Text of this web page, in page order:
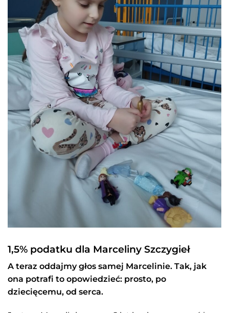
1,5% podatku dla Marceliny Szczygieł
A teraz oddajmy głos samej Marcelinie. Tak, jak
ona potrafi to opowiedzieć: prosto, po
dziecięcemu, od serca.